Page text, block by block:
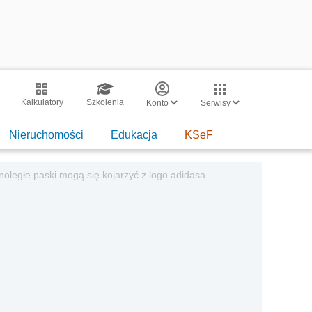
Kalkulatory Szkolenia Konto Serwisy
Nieruchomości Edukacja KSeF
paski mogą się kojarzyć z logo adidasa